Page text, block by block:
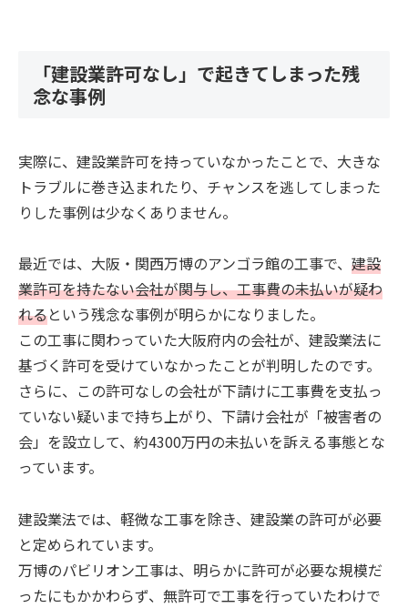
「建設業許可なし」で起きてしまった残
念な事例
実際に、建設業許可を持っていなかったことで、大きな
トラブルに巻き込まれたり、チャンスを逃してしまった
りした事例は少なくありません。
最近では、大阪・関西万博のアンゴラ館の工事で、 建設
業許可を持たない会社が関与し、工事費の未払いが疑わ
れるという残念な事例が明らかになりました。
この工事に関わっていた大阪府内の会社が、建設業法に
基づく許可を受けていなかったことが判明したのです。
さらに、この許可なしの会社が下請けに工事費を支払っ
ていない疑いまで持ち上がり、下請け会社が「被害者の
会」を設立して、約4300万円の未払いを訴える事態とな
っています。
建設業法では、軽微な工事を除き、建設業の許可が必要
と定められています。
万博のパビリオン工事は、明らかに許可が必要な規模だ
ったにもかかわらず、無許可で工事を行っていたわけで